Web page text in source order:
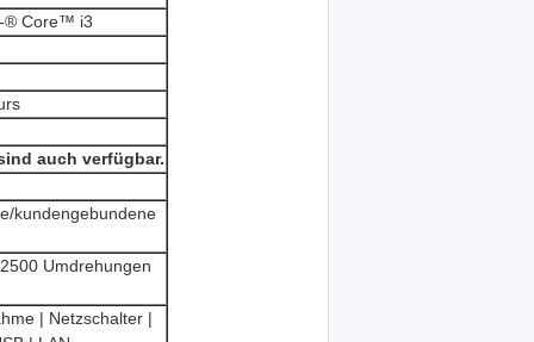
® Core™ i3
auch verfügbar.
kundengebundene
Umdrehungen
| Netzschalter |